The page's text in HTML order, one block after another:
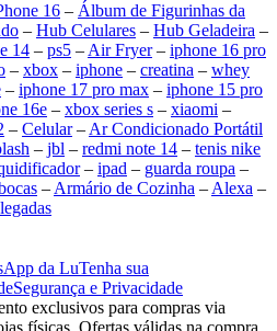
16 – Álbum de Figurinhas da
– Hub Celulares – Hub Geladeira –
14 – ps5 – Air Fryer– iphone 16 pro
– xbox – iphone – creatina – whey
– iphone 17 pro max – iphone 15 pro
16e – xbox series s – xiaomi –
– Celular– Ar Condicionado Portátil
– jbl – redmi note 14 – tenis nike
– ipad – guarda roupa –
– Armário de Cozinha – Alexa –
da LuTenha sua
Segurança e Privacidade
exclusivos para compras via
físicas. Ofertas válidas na compra